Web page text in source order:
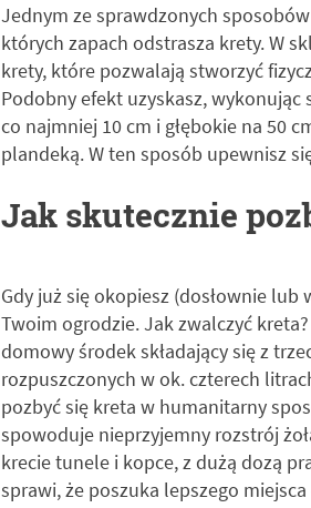
Jednym ze sprawdzonych
których zapach odstrasza krety. W
krety, które pozwalają stworzyć
Podobny efekt uzyskasz,
co najmniej 10 cm i głębokie na 50
plandeką. W ten sposób upewnisz
Jak skutecznie
Gdy już się okopiesz (dosłownie
Twoim ogrodzie. Jak zwalczyć
domowy środek składający się z
rozpuszczonych w ok. czterech
pozbyć się kreta w humanitarny
spowoduje nieprzyjemny rozstrój
krecie tunele i kopce, z dużą dozą
sprawi, że poszuka lepszego